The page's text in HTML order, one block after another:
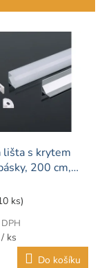
lišta s krytem
200 cm,
ks)
/ ks
Do košíku